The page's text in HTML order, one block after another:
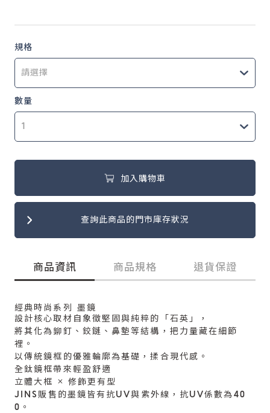
規格
數量
加入購物車
查詢此商品的門市庫存狀況
商品資訊 商品規格 退貨保證
經典時尚系列 墨鏡
設計核心取材自象徵堅固與純粹的「石英」，
將其化為鉚釘、鉸鏈、鼻墊等結構，把力量藏在細節
裡。
以傳統鏡框的優雅輪廓為基礎，揉合現代感。
全鈦鏡框帶來輕盈舒適
立體大框 × 修飾更有型
JINS販售的墨鏡皆有抗UV與紫外線，抗UV係數為40
0。